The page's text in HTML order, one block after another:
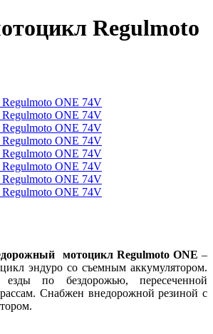
Regulmoto
мотоцикл Regulmoto ONE –
эндуро со съемным аккумулятором.
езды по бездорожью, пересеченной
Снабжен внедорожной резиной с